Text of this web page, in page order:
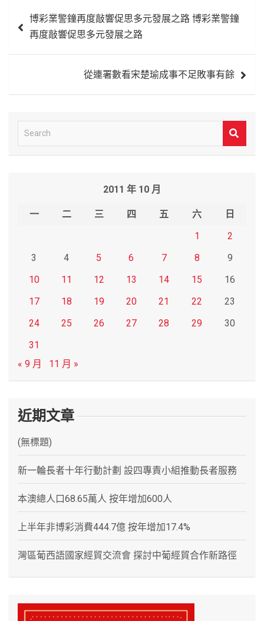
章 博彩業警鐘再度敲響促思多元發展之路 博彩業警鐘
再度敲響促思多元發展之路
從連署數看宋楚瑜成事不足敗事有餘
e
2011 年 10 月
一 二 三 四 五 六
日
1
2
3
4 5 6 7 8
9
10
11 12 13 14 15
16
17
18 19 20 21 22
23
24
25 26 27 28 29
30
31
« 9 月
11 月 »
近期文章
(無標題)
新一輪長者十年行動計劃 設四專責小組推動長者服務
本澳總人口68.65萬人 按年增加600人
上半年非博彩消費444.7億 按年增加17.4%
灣區葡西語國家經貿交流會 探討中葡經貿合作新路徑